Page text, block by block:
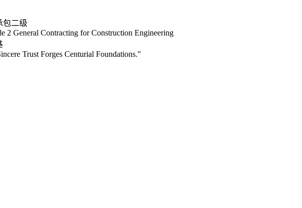
包二级
2 General Contracting for Construction Engineering
Trust Forges Centurial Foundations."